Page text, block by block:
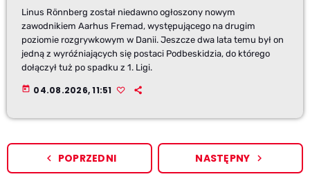
Linus Rönnberg został niedawno ogłoszony nowym
zawodnikiem Aarhus Fremad, występującego na drugim
poziomie rozgrywkowym w Danii. Jeszcze dwa lata temu był on
jedną z wyróźniających się postaci Podbeskidzia, do którego
dołączył tuż po spadku z 1. Ligi.
today 04.08.2026, 11:51
navigate_before POPRZEDNI NASTĘPNY navigate_next